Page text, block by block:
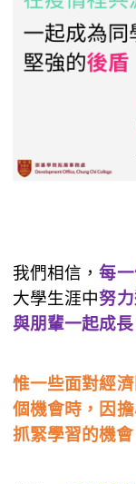
我們相信，每
大學生涯中努
與朋輩一起成長
惟一些面對經
個機會時，因
抓緊學習的機